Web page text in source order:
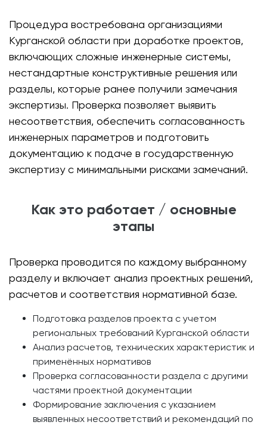
Процедура востребована организациями
Курганской области при доработке проектов,
включающих сложные инженерные системы,
нестандартные конструктивные решения или
разделы, которые ранее получили замечания
экспертизы. Проверка позволяет выявить
несоответствия, обеспечить согласованность
инженерных параметров и подготовить
документацию к подаче в государственную
экспертизу с минимальными рисками замечаний.
Как это работает / основные
этапы
Проверка проводится по каждому выбранному
разделу и включает анализ проектных решений,
расчетов и соответствия нормативной базе.
Подготовка разделов проекта с учетом
региональных требований Курганской области
Анализ расчетов, технических характеристик и
применённых нормативов
Проверка согласованности раздела с другими
частями проектной документации
Формирование заключения с указанием
выявленных несоответствий и рекомендаций по